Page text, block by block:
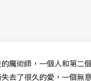
魔術師，一個人和第二
去了很久的愛，一個無